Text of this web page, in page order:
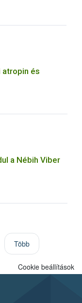
atropin és
a Nébih Viber
Több
Cookie beállítások